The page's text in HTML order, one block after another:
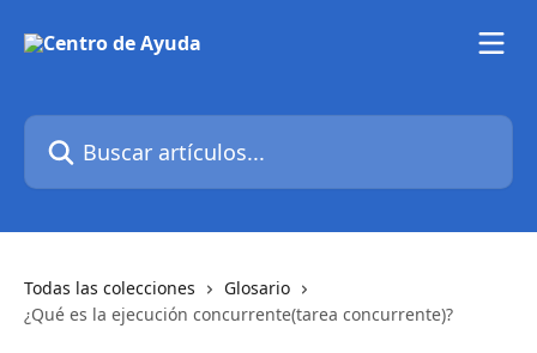
Buscar artículos...
Todas las colecciones
Glosario
¿Qué es la ejecución concurrente(tarea concurrente)?